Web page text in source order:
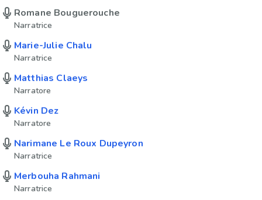
Romane Bouguerouche
Narratrice
Marie-Julie Chalu
Narratrice
Matthias Claeys
Narratore
Kévin Dez
Narratore
Narimane Le Roux Dupeyron
Narratrice
Merbouha Rahmani
Narratrice